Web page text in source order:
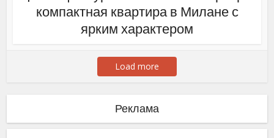
компактная квартира в Милане с
ярким характером
Load more
Реклама